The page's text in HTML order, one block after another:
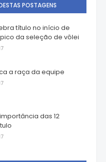
POSTAGENS
título no início de
da seleção de vôlei
a raça da equipe
das 12